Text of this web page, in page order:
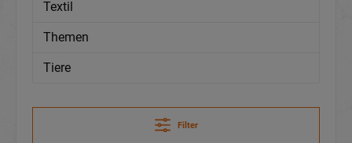
Textil
Themen
Tiere
Filter